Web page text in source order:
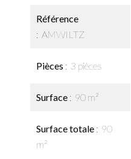
Référence
AMWILTZ
Pièces 3 pièces
Surface 90 m²
Surface totale
90
m²